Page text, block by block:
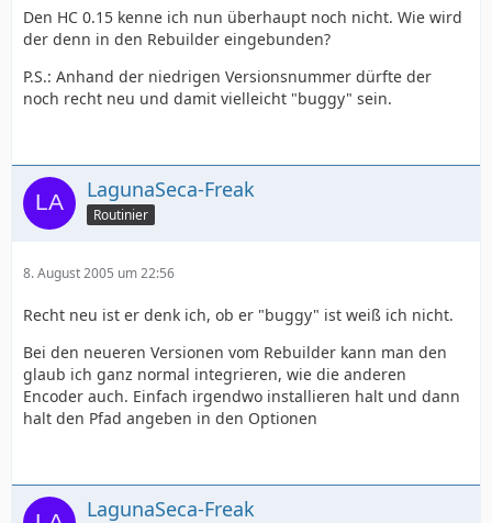
Den HC 0.15 kenne ich nun überhaupt noch nicht. Wie wird
der denn in den Rebuilder eingebunden?
P.S.: Anhand der niedrigen Versionsnummer dürfte der
noch recht neu und damit vielleicht "buggy" sein.
LagunaSeca-Freak
Routinier
8. August 2005 um 22:56
Recht neu ist er denk ich, ob er "buggy" ist weiß ich nicht.
Bei den neueren Versionen vom Rebuilder kann man den
glaub ich ganz normal integrieren, wie die anderen
Encoder auch. Einfach irgendwo installieren halt und dann
halt den Pfad angeben in den Optionen
LagunaSeca-Freak